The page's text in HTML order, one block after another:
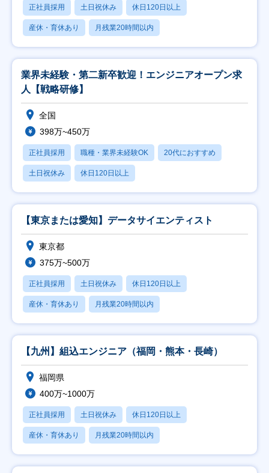
正社員採用 土日祝休み 休日120日以上
産休・育休あり 月残業20時間以内
業界未経験・第二新卒歓迎！エンジニアオープン求
人【戦略研修】
全国
398万~450万
正社員採用 職種・業界未経験OK 20代におすすめ
土日祝休み 休日120日以上
【東京または愛知】データサイエンティスト
東京都
375万~500万
正社員採用 土日祝休み 休日120日以上
産休・育休あり 月残業20時間以内
【九州】組込エンジニア（福岡・熊本・長崎）
福岡県
400万~1000万
正社員採用 土日祝休み 休日120日以上
産休・育休あり 月残業20時間以内